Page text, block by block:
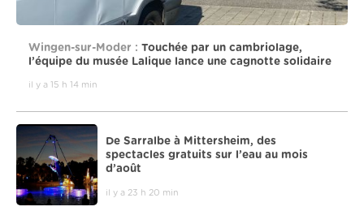
Wingen-sur-Moder : Touchée par un cambriolage,
l’équipe du musée Lalique lance une cagnotte solidaire
il y a 15 h 14 min
De Sarralbe à Mittersheim, des
spectacles gratuits sur l’eau au mois
d’août
il y a 23 h 20 min